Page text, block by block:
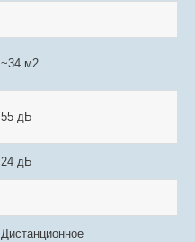
~34 м2
55 дБ
24 дБ
Дистанционное